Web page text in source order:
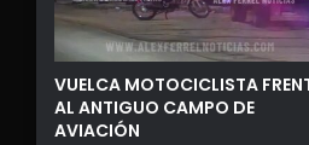
VUELCA MOTOCICLISTA
AL ANTIGUO CAMPO DE
AVIACIÓN